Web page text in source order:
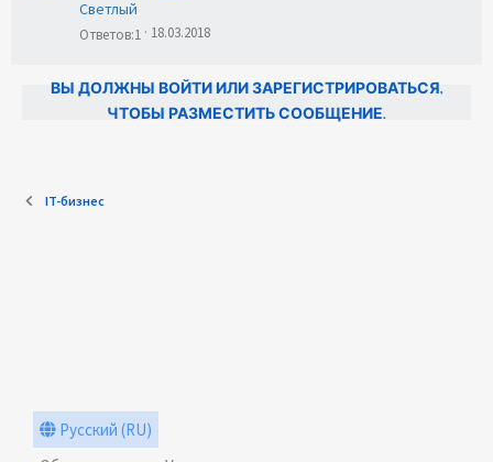
Светлый
Ответов 1 18.03.2018
ВЫ ДОЛЖНЫ ВОЙТИ ИЛИ ЗАРЕГИСТРИРОВАТЬСЯ,
ЧТОБЫ РАЗМЕСТИТЬ СООБЩЕНИЕ.
IT-бизнес
Русский (RU)